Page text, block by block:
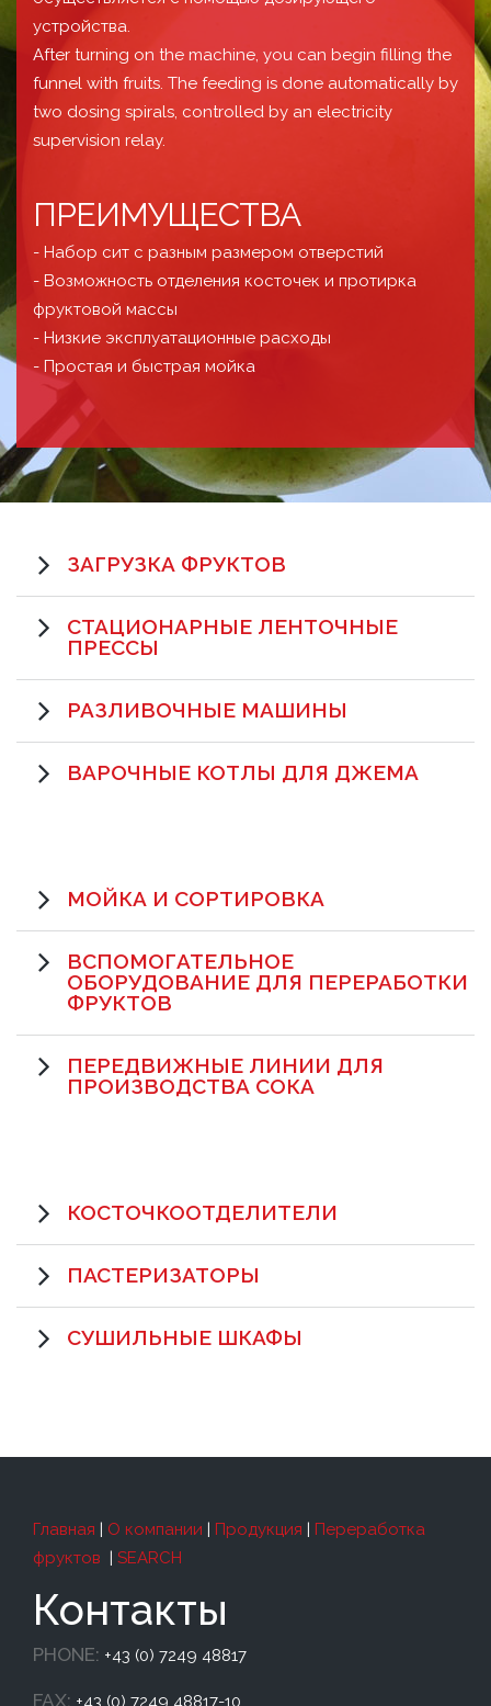
устройства.
After turning on the machine, you can begin filling the
funnel with fruits. The feeding is done automatically by
two dosing spirals, controlled by an electricity
supervision relay.
ПРЕИМУЩЕСТВА
- Набор сит с разным размером отверстий
- Возможность отделения косточек и протирка
фруктовой массы
- Низкие эксплуатационные расходы
- Простая и быстрая мойка
ЗАГРУЗКА ФРУКТОВ
СТАЦИОНАРНЫЕ ЛЕНТОЧНЫЕ
ПРЕССЫ
РАЗЛИВОЧНЫЕ МАШИНЫ
ВАРОЧНЫЕ КОТЛЫ ДЛЯ ДЖЕМА
МОЙКА И СОРТИРОВКА
ВСПОМОГАТЕЛЬНОЕ
ОБОРУДОВАНИЕ ДЛЯ ПЕРЕРАБОТКИ
ФРУКТОВ
ПЕРЕДВИЖНЫЕ ЛИНИИ ДЛЯ
ПРОИЗВОДСТВА СОКА
КОСТОЧКООТДЕЛИТЕЛИ
ПАСТЕРИЗАТОРЫ
СУШИЛЬНЫЕ ШКАФЫ
Главная | О компании | Продукция | Переработка
фруктов | SEARCH
Контакты
PHONE: +43 (0) 7249 48817
FAX: +43 (0) 7249 48817-10